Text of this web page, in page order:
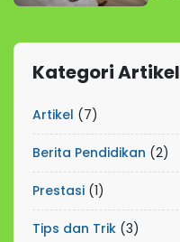
Kategori Artikel
Artikel (7)
Berita Pendidikan (2)
Prestasi (1)
Tips dan Trik (3)